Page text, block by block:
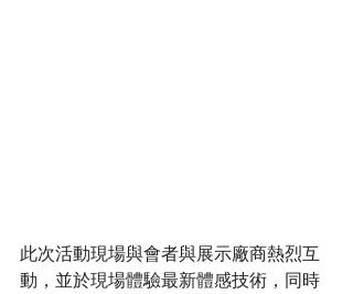
此次活動現場與會者與展示廠商熱烈互
動，並於現場體驗最新體感技術，同時